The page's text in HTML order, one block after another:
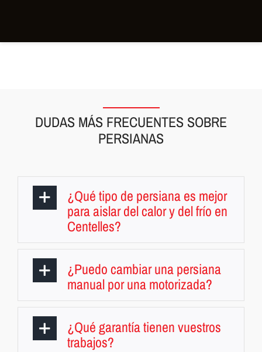
DUDAS MÁS FRECUENTES SOBRE
PERSIANAS
¿Qué tipo de persiana es mejor
para aislar del calor y del frío en
Centelles?
¿Puedo cambiar una persiana
manual por una motorizada?
¿Qué garantía tienen vuestros
trabajos?